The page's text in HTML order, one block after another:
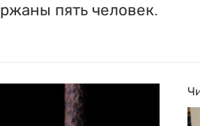
пять человек.